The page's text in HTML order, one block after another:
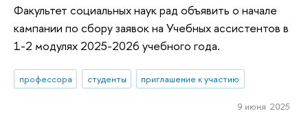
Факультет социальных наук рад объявить о начале
кампании по сбору заявок на Учебных ассистентов в
1-2 модулях 2025-2026 учебного года.
профессора студенты приглашение к участию
9 июня 2025